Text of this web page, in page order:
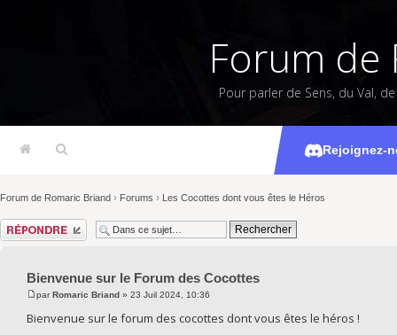
Forum de
Pour parler de Sens, du Val,
Rejoignez-
Forum de Romaric Briand › Forums › Les Cocottes dont vous êtes le Héros
Répondre
Bienvenue sur le Forum des Cocottes
parRomaric Briand » 23 Juil 2024, 10:36
Bienvenue sur le forum des cocottes dont vous êtes le héros !